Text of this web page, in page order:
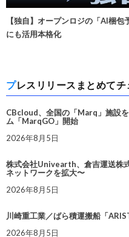
【独自】オープンロジの「AI梱
にも活用本格化
プレスリリースまとめて
CBcloud、全国の「Marq」施設
ム「MarqGO」開始
2026年8月5日
株式会社Univearth、倉吉運送株
ネットワークを拡大〜
2026年8月5日
川崎重工業／ばら積運搬船「
2026年8月5日